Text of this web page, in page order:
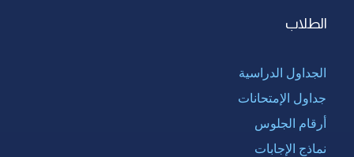
الطلاب
الجداول الدراسية
جداول الإمتحانات
أرقام الجلوس
نماذج الإجابات